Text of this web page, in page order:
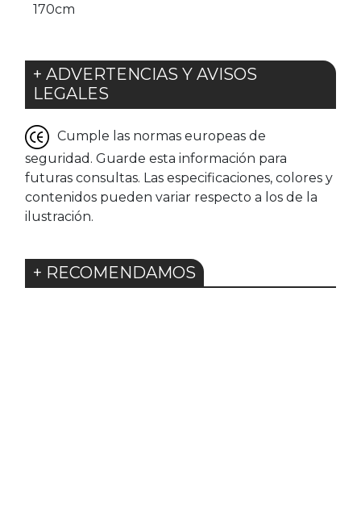
170cm
+ ADVERTENCIAS Y AVISOS
LEGALES
Cumple las normas europeas de
seguridad. Guarde esta información para
futuras consultas. Las especificaciones, colores y
contenidos pueden variar respecto a los de la
ilustración.
+ RECOMENDAMOS